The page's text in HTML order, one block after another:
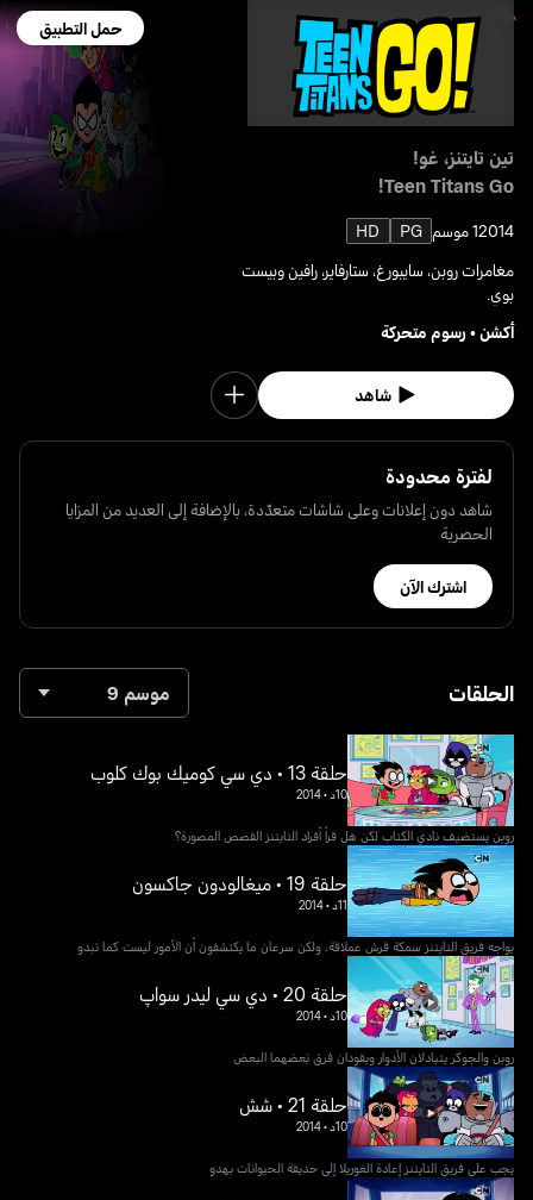
حمل التطبيق
تين تايتنز، غو!
Teen Titans Go!
20141 موسم PG
HD
مغامرات روبن، سايبورغ، ستارفاير، رافين وبيست
بوي.
أكشن•رسوم متحركة
شاهد
لفترة محدودة
شاهد دون إعلانات وعلى شاشات متعدّدة، بالإضافة إلى العديد من المزايا
الحصرية
اشترك الآن
الحلقات موسم 9
حلقة 13 • دي سي كوميك بوك كلوب
10د •
2014
روبن يستضيف نادي الكتاب لكن هل قرأ أفراد التايتنز القصص المصورة؟
حلقة 19 • ميغالودون جاكسون
11د •
2014
يواجه فريق التايتنز سمكة قرش عملاقة، ولكن سرعان ما يكتشفون أن الأمور ليست كما تبدو
حلقة 20 • دي سي ليدر سواپ
10د •
2014
روبن والجوكر يتبادلان الأدوار ويقودان فرق بَعضهما البعض
حلقة 21 • شش
10د •
2014
يجب على فريق التايتنز إعادة الغوريلا إلى حديقة الحيوانات بهدو